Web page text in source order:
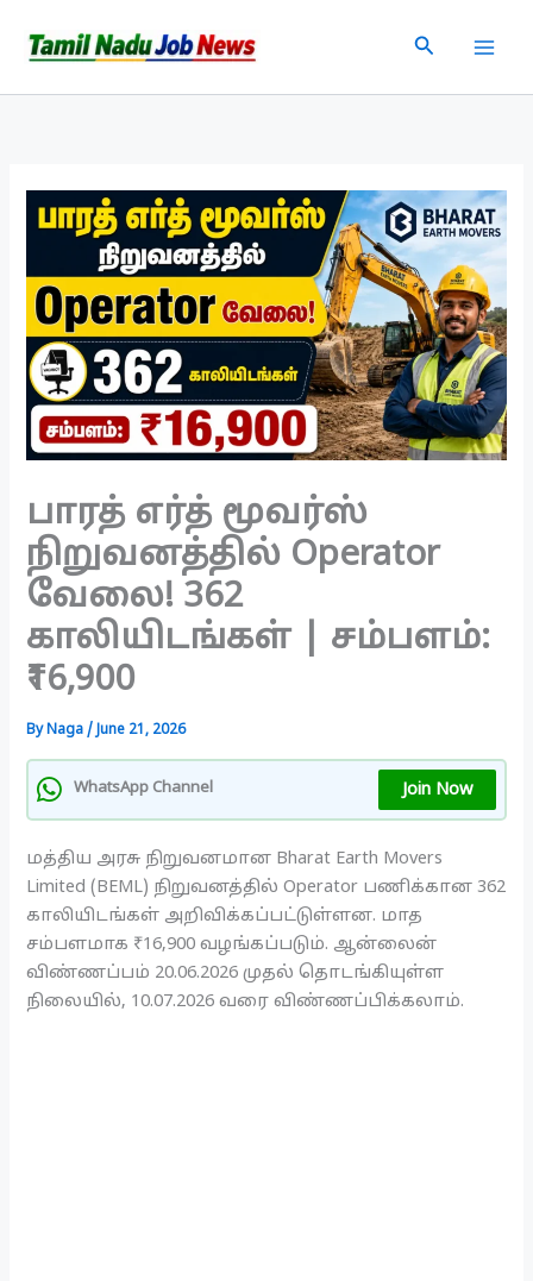
Search
பாரத் எர்த் மூவர்ஸ்
நிறுவனத்தில் Operator
வேலை! 362
காலியிடங்கள் | சம்பளம்:
₹16,900
ByNaga/ June 21, 2026
WhatsApp Channel Join Now
மத்திய அரசு நிறுவனமான Bharat Earth Movers
Limited (BEML) நிறுவனத்தில் Operator பணிக்கான 362
காலியிடங்கள் அறிவிக்கப்பட்டுள்ளன. மாத
சம்பளமாக ₹16,900 வழங்கப்படும். ஆன்லைன்
விண்ணப்பம் 20.06.2026 முதல் தொடங்கியுள்ள
நிலையில், 10.07.2026 வரை விண்ணப்பிக்கலாம்.